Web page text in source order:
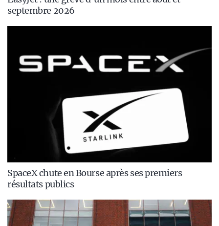
septembre 2026
SpaceX chute en Bourse après ses premiers
résultats publics